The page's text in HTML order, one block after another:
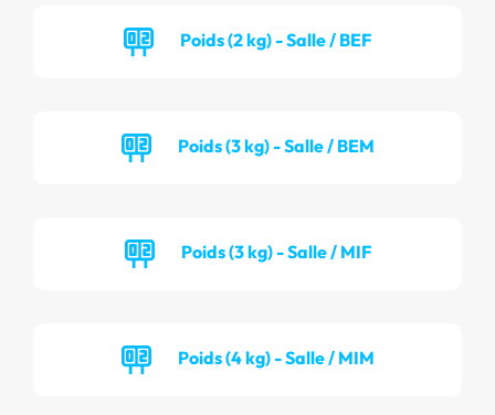
Poids (2 kg) - Salle / BEF
Poids (3 kg) - Salle / BEM
Poids (3 kg) - Salle / MIF
Poids (4 kg) - Salle / MIM